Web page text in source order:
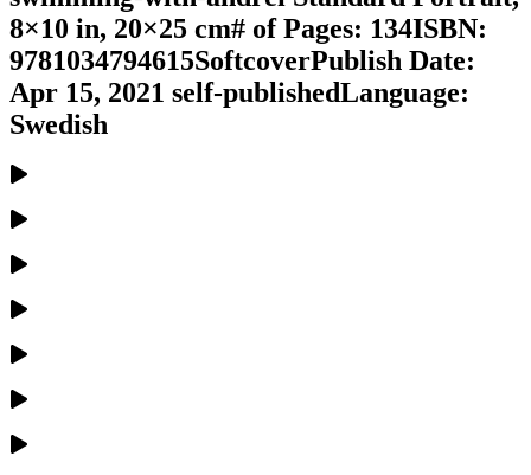
8×10 in, 20×25 cm# of Pages: 134ISBN:
9781034794615SoftcoverPublish Date:
Apr 15, 2021 self-publishedLanguage:
Swedish